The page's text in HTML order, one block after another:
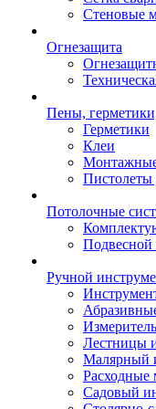
Стеновые
Огнезащита
Пены,
Герметики
Клеи
Пистолеты
Потолочные
Подвесной
Ручной
Лестницы
Малярный
Расходные
Садовый